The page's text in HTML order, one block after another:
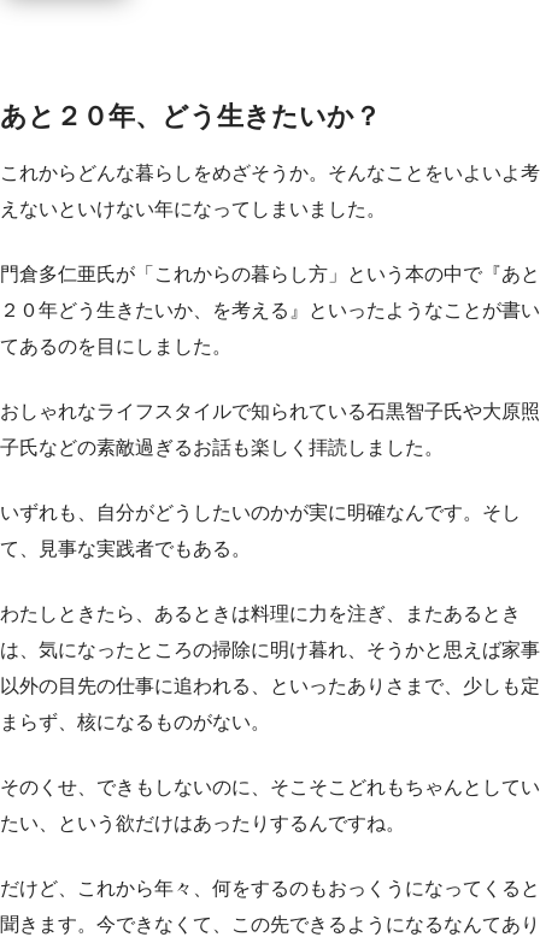
あと２０年、どう生きたいか？
これからどんな暮らしをめざそうか。そんなことをいよいよ考
えないといけない年になってしまいました。
門倉多仁亜氏が「これからの暮らし方」という本の中で『あと
２０年どう生きたいか、を考える』といったようなことが書い
てあるのを目にしました。
おしゃれなライフスタイルで知られている石黒智子氏や大原照
子氏などの素敵過ぎるお話も楽しく拝読しました。
いずれも、自分がどうしたいのかが実に明確なんです。そし
て、見事な実践者でもある。
わたしときたら、あるときは料理に力を注ぎ、またあるとき
は、気になったところの掃除に明け暮れ、そうかと思えば家事
以外の目先の仕事に追われる、といったありさまで、少しも定
まらず、核になるものがない。
そのくせ、できもしないのに、そこそこどれもちゃんとしてい
たい、という欲だけはあったりするんですね。
だけど、これから年々、何をするのもおっくうになってくると
聞きます。今できなくて、この先できるようになるなんてあり